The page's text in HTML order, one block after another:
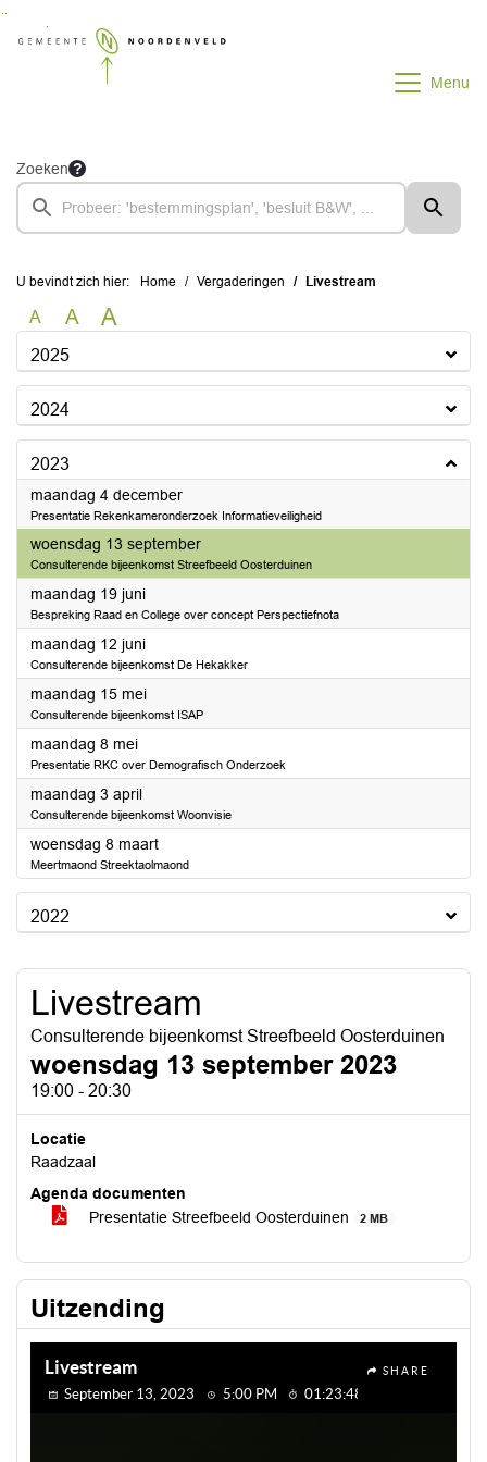
Ga naar de inhoud van deze pagina
Ga naar het zoeken
Ga naar het menu
Menu
Zoeken
U bevindt zich hier: Home Vergaderingen Livestream
A A A
2025
2024
2023
maandag 4 december2023
Presentatie Rekenkameronderzoek Informatieveiligheid
woensdag 13 september2023
Consulterende bijeenkomst Streefbeeld Oosterduinen
maandag 19 juni2023
Bespreking Raad en College over concept Perspectiefnota
maandag 12 juni2023
Consulterende bijeenkomst De Hekakker
maandag 15 mei2023
Consulterende bijeenkomst ISAP
maandag 8 mei2023
Presentatie RKC over Demografisch Onderzoek
maandag 3 april2023
Consulterende bijeenkomst Woonvisie
woensdag 8 maart2023
Meertmaond Streektaolmaond
2022
Livestream
Consulterende bijeenkomst Streefbeeld Oosterduinen
woensdag 13 september 2023
19:00 - 20:30
Locatie
Raadzaal
Agenda documenten
Presentatie Streefbeeld Oosterduinen
2 MB
Uitzending